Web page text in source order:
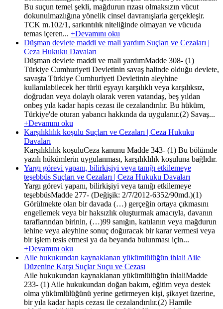
Bu suçun temel şekli, mağdurun rızası olmaksızın vücut
dokunulmazlığına yönelik cinsel davranışlarla gerçekleşir.
TCK m.102/1, sarkıntılık niteliğinde olmayan ve vücuda
temas içeren... +Devamını oku
Düşman devlete maddi ve mali yardım Suçları ve Cezaları |
Ceza Hukuku Davaları
Düşman devlete maddi ve mali yardımMadde 308- (1)
Türkiye Cumhuriyeti Devletinin savaş halinde olduğu devlete,
savaşta Türkiye Cumhuriyeti Devletinin aleyhine
kullanılabilecek her türlü eşyayı karşılıklı veya karşılıksız,
doğrudan veya dolaylı olarak veren vatandaş, beş yıldan
onbeş yıla kadar hapis cezası ile cezalandırılır. Bu hüküm,
Türkiye'de oturan yabancı hakkında da uygulanır.(2) Savaş...
+Devamını oku
Karşılıklılık koşulu Suçları ve Cezaları | Ceza Hukuku
Davaları
Karşılıklılık koşuluCeza kanunu Madde 343- (1) Bu bölümde
yazılı hükümlerin uygulanması, karşılıklılık koşuluna bağlıdır.
Yargı görevi yapanı, bilirkişiyi veya tanığı etkilemeye
teşebbüs Suçları ve Cezaları | Ceza Hukuku Davaları
Yargı görevi yapanı, bilirkişiyi veya tanığı etkilemeye
teşebbüsMadde 277- (Değişik: 2/7/2012-6352/90md.)(1)
Görülmekte olan bir davada (…) gerçeğin ortaya çıkmasını
engellemek veya bir haksızlık oluşturmak amacıyla, davanın
taraflarından birinin, (…)99 sanığın, katılanın veya mağdurun
lehine veya aleyhine sonuç doğuracak bir karar vermesi veya
bir işlem tesis etmesi ya da beyanda bulunması için...
+Devamını oku
Aile hukukundan kaynaklanan yükümlülüğün ihlali Aile
Düzenine Karşı Suçlar Suçu ve Cezası
Aile hukukundan kaynaklanan yükümlülüğün ihlaliMadde
233- (1) Aile hukukundan doğan bakım, eğitim veya destek
olma yükümlülüğünü yerine getirmeyen kişi, şikayet üzerine,
bir yıla kadar hapis cezası ile cezalandırılır.(2) Hamile